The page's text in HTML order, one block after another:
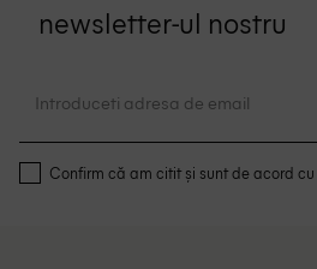
newsletter-ul nostru
Confirm că am citit și sunt de acord cu